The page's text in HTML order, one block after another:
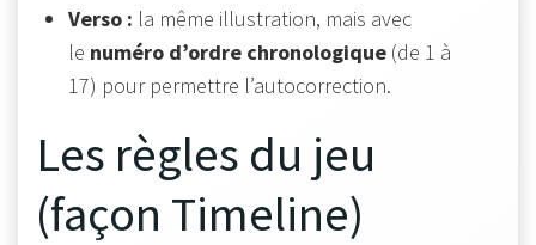
Verso : la même illustration, mais avec
le numéro d’ordre chronologique (de 1 à
17) pour permettre l’autocorrection.
Les règles du jeu
(façon Timeline)